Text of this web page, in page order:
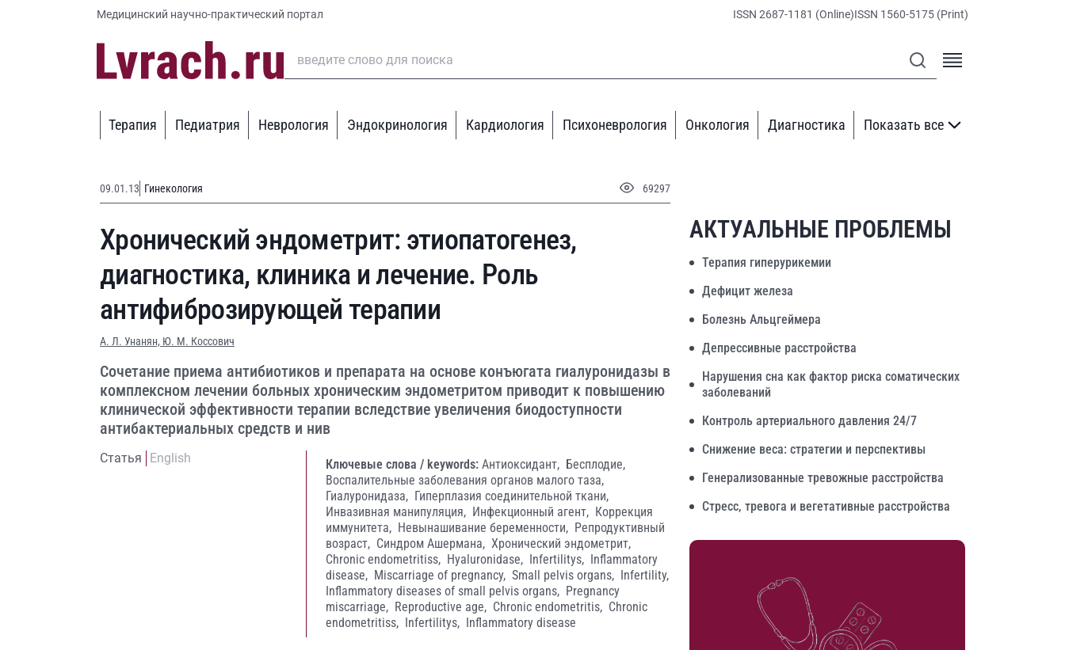
Медицинский научно-практический портал ISSN 2687-1181 (Online)ISSN 1560-5175 (Print)
Терапия Педиатрия Неврология Эндокринология Кардиология Психоневрология Онкология Диагностика Показать все
09.01.13 Гинекология 69297
Хронический эндометрит: этиопатогенез,
диагностика, клиника и лечение. Роль
антифиброзирующей терапии
А. Л. Унанян, Ю. М. Коссович
Сочетание приема антибиотиков и препарата на основе конъюгата гиалуронидазы в
комплексном лечении больных хроническим эндометритом приводит к повышению
клинической эффективности терапии вследствие увеличения биодоступности
антибактериальных средств и нив
Статья English Ключевые слова / keywords: Антиоксидант, Бесплодие,
Воспалительные заболевания органов малого таза,
Гиалуронидаза, Гиперплазия соединительной ткани,
Инвазивная манипуляция, Инфекционный агент, Коррекция
иммунитета, Невынашивание беременности, Репродуктивный
возраст, Синдром Ашермана, Хронический эндометрит,
Chronic endometritiss, Hyaluronidase, Infertilitys, Inflammatory
disease, Miscarriage of pregnancy, Small pelvis organs, Infertility,
Inflammatory diseases of small pelvis organs, Pregnancy
miscarriage, Reproductive age, Chronic endometritis, Chronic
endometritiss, Infertilitys, Inflammatory disease
АКТУАЛЬНЫЕ ПРОБЛЕМЫ
Терапия гиперурикемии
Дефицит железа
Болезнь Альцгеймера
Депрессивные расстройства
Нарушения сна как фактор риска соматических
заболеваний
Контроль артериального давления 24/7
Снижение веса: стратегии и перспективы
Генерализованные тревожные расстройства
Стресс, тревога и вегетативные расстройства